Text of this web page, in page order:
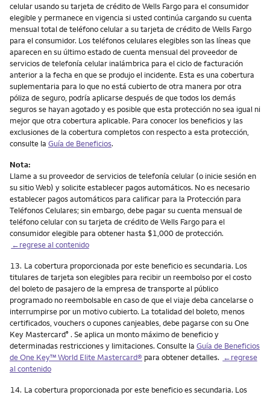
celular usando su tarjeta de crédito de Wells Fargo para el consumidor
elegible y permanece en vigencia si usted continúa cargando su cuenta
mensual total de teléfono celular a su tarjeta de crédito de Wells Fargo
para el consumidor. Los teléfonos celulares elegibles son las líneas que
aparecen en su último estado de cuenta mensual del proveedor de
servicios de telefonía celular inalámbrica para el ciclo de facturación
anterior a la fecha en que se produjo el incidente. Esta es una cobertura
suplementaria para lo que no está cubierto de otra manera por otra
póliza de seguro, podría aplicarse después de que todos los demás
seguros se hayan agotado y es posible que esta protección no sea igual ni
mejor que otra cobertura aplicable. Para conocer los beneficios y las
exclusiones de la cobertura completos con respecto a esta protección,
consulte la Guía de Beneficios.
Nota:
Llame a su proveedor de servicios de telefonía celular (o inicie sesión en
su sitio Web) y solicite establecer pagos automáticos. No es necesario
establecer pagos automáticos para calificar para la Protección para
Teléfonos Celulares; sin embargo, debe pagar su cuenta mensual de
teléfono celular con su tarjeta de crédito de Wells Fargo para el
consumidor elegible para obtener hasta $1,000 de protección.
←regrese al contenido
Nota
13. La cobertura proporcionada por este beneficio es secundaria. Los
titulares de tarjeta son elegibles para recibir un reembolso por el costo
del boleto de pasajero de la empresa de transporte al público
programado no reembolsable en caso de que el viaje deba cancelarse o
interrumpirse por un motivo cubierto. La totalidad del boleto, menos
certificados, vouchers o cupones canjeables, debe pagarse con su One
Key Mastercard® . Se aplica un monto máximo de beneficio y
determinadas restricciones y limitaciones. Consulte la Guía de Beneficios
de One Key™ World Elite Mastercard® para obtener detalles. ←regrese
al contenido
Nota
14. La cobertura proporcionada por este beneficio es secundaria. Los